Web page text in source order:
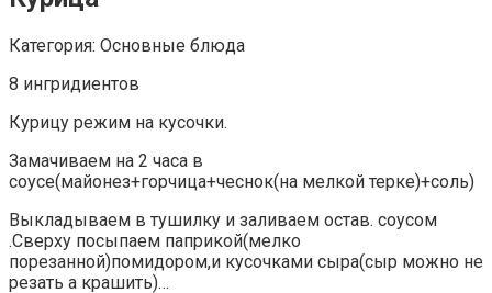
Категория: Основные блюда
8 ингридиентов
Курицу режим на кусочки.
Замачиваем на 2 часа в
соусе(майонез+горчица+чеснок(на мелкой терке)+соль)
Выкладываем в тушилку и заливаем остав. соусом
.Сверху посыпаем паприкой(мелко
порезанной)помидором,и кусочками сыра(сыр можно не
резать а крашить)…